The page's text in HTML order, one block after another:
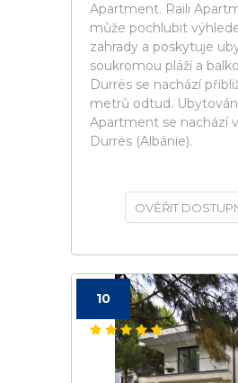
Apartment. Raili
může pochlubit
zahrady a poskytuje
soukromou pláží a
Durrës se nachází
metrů odtud.
Apartment se nachází
Durrës (Albánie).
OVĚŘIT
10